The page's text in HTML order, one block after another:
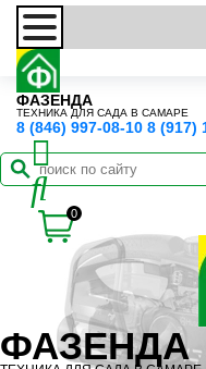
ФАЗЕНДА
ТЕХНИКА ДЛЯ САДА В САМАРЕ
8 (846) 997-08-10 8 (917)
0
ФАЗЕНДА